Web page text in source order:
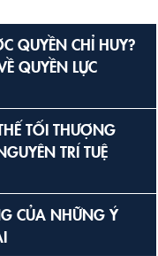
QUYỀN CHỈ HUY?
QUYỀN LỰC
TỐI THƯỢNG
TRÍ TUỆ
CỦA NHỮNG Ý